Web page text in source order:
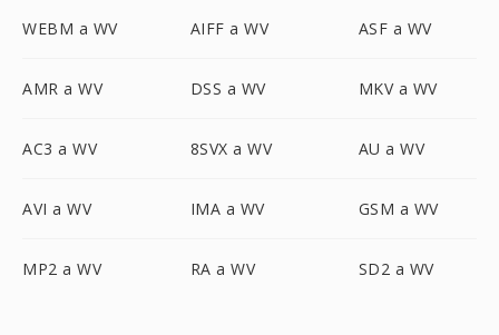
WEBM a WV AIFF a WV ASF a WV
AMR a WV DSS a WV MKV a WV
AC3 a WV 8SVX a WV AU a WV
AVI a WV IMA a WV GSM a WV
MP2 a WV RA a WV SD2 a WV